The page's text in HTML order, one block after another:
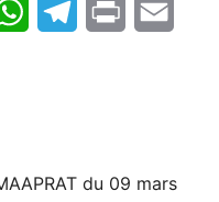
WhatsAppTelegram
Print
du 09 mars